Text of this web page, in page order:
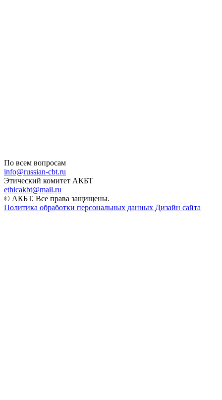
По всем вопросам
info@russian-cbt.ru
Этический комитет АКБТ
ethicakbt@mail.ru
© АКБТ. Все права защищены.
Политика обработки персональных данных Дизайн сайта